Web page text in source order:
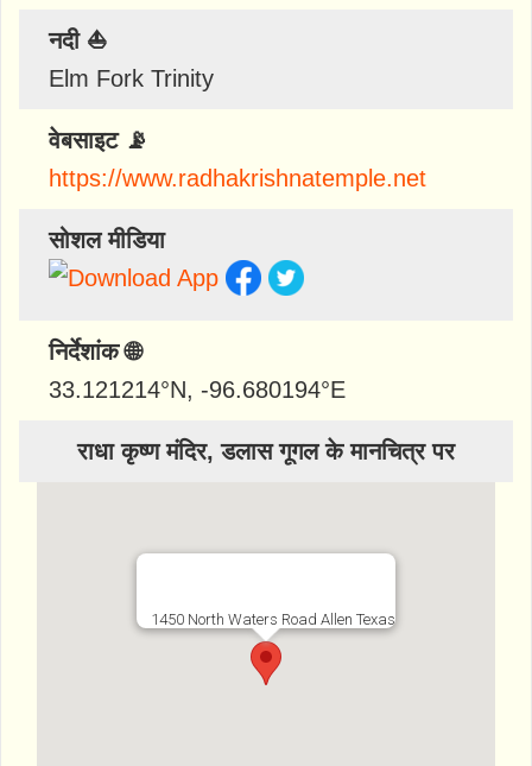
नदी ⛵
Elm Fork Trinity
वेबसाइट 📡
https://www.radhakrishnatemple.net
सोशल मीडिया
निर्देशांक 🌐
33.121214°N, -96.680194°E
राधा कृष्ण मंदिर, डलास गूगल के मानचित्र पर
1450 North Waters Road Allen Texas